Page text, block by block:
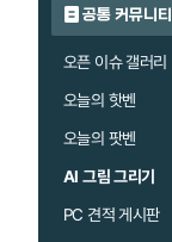
공통 커뮤니티
오픈 이슈 갤러리
오늘의 핫벤
오늘의 팟벤
AI 그림 그리기
PC 견적 게시판